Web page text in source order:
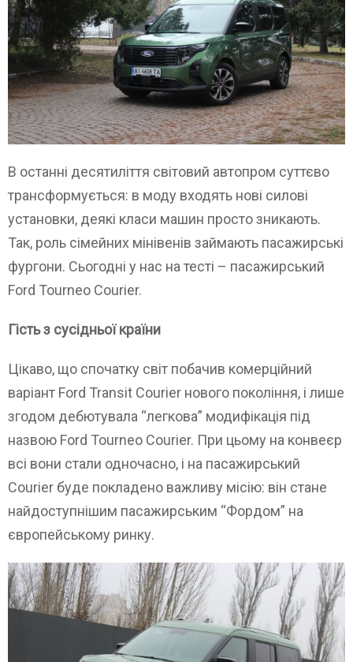
В останні десятиліття світовий автопром суттєво
трансформується: в моду входять нові силові
установки, деякі класи машин просто зникають.
Так, роль сімейних мінівенів займають пасажирські
фургони. Сьогодні у нас на тесті – пасажирський
Ford Tourneo Courier.
Гість з сусідньої країни
Цікаво, що спочатку світ побачив комерційний
варіант Ford Transit Courier нового покоління, і лише
згодом дебютувала “легкова” модифікація під
назвою Ford Tourneo Courier. При цьому на конвеєр
всі вони стали одночасно, і на пасажирський
Courier буде покладено важливу місію: він стане
найдоступнішим пасажирським “Фордом” на
європейському ринку.